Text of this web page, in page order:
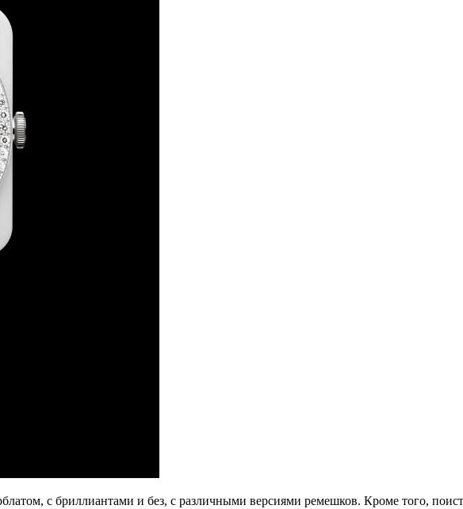
с бриллиантами и без, с различными версиями ремешков. Кроме того,